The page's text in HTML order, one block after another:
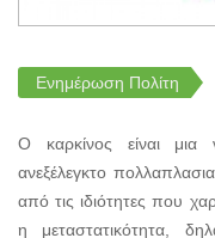
Ενημέρωση Πολίτη
O καρκίνος είναι
ανεξέλεγκτο
από τις ιδιότητες που
η μεταστατικότητα,